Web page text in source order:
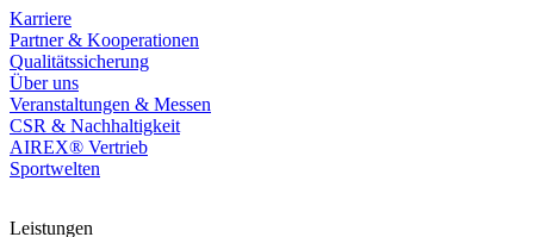
Karriere
Partner & Kooperationen
Qualitätssicherung
Über uns
Veranstaltungen & Messen
CSR & Nachhaltigkeit
AIREX® Vertrieb
Sportwelten
Leistungen